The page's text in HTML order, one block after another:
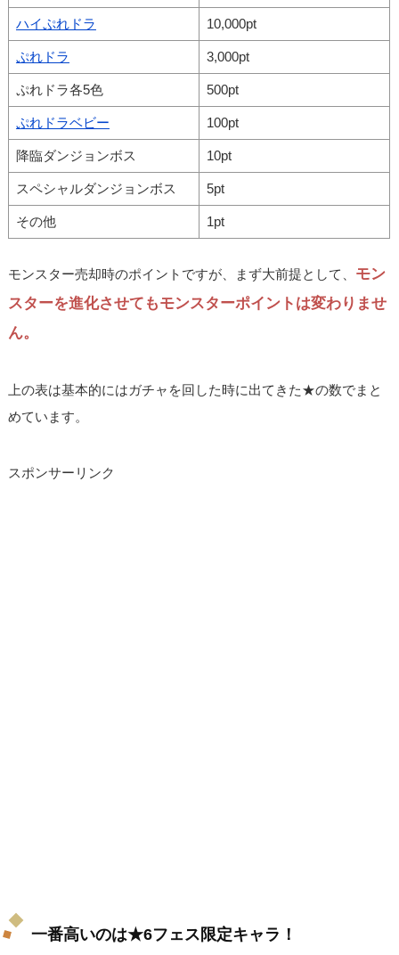
ハイぷれドラ 10,000pt
ぷれドラ 3,000pt
ぷれドラ各5色 500pt
ぷれドラベビー 100pt
降臨ダンジョンボス 10pt
スペシャルダンジョンボス 5pt
その他 1pt
モンスター売却時のポイントですが、まず大前提として、 モン
スターを進化させてもモンスターポイントは変わりませ
ん。
上の表は基本的にはガチャを回した時に出てきた★の数でまと
めています。
スポンサーリンク
一番高いのは★6フェス限定キャラ！